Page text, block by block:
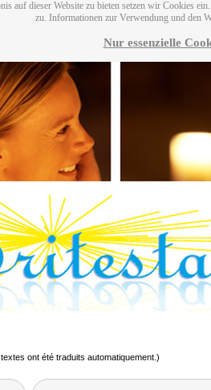
auf dieser Website zu bieten setzen wir Cookies
zu. Informationen zur Verwendung und den
Nur essenzielle
ont été traduits automatiquement.)